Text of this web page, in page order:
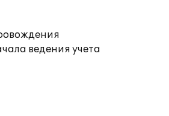
ведения учета